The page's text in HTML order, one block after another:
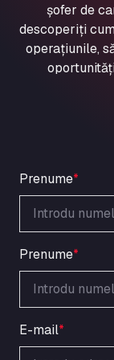
Aqua Ariva
Marie-
Aral
An der
Oppelner
ARAL
ARAL
ARAL
Obernburger
Ardleigh
a120
Area 47
Autovia
șofer de
descoperiți
operațiunile,
Prenume*
Prenume*
E-mail*